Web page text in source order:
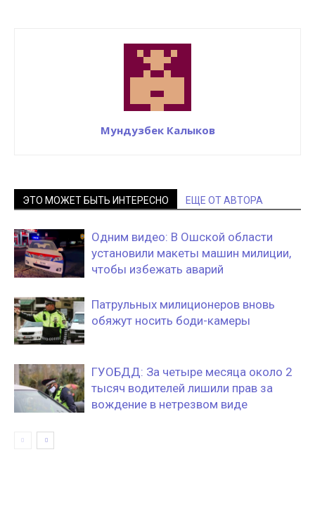
Мундузбек Калыков
ЭТО МОЖЕТ БЫТЬ ИНТЕРЕСНО ЕЩЕ ОТ АВТОРА
Одним видео: В Ошской области
установили макеты машин милиции,
чтобы избежать аварий
Патрульных милиционеров вновь
обяжут носить боди-камеры
ГУОБДД: За четыре месяца около 2
тысяч водителей лишили прав за
вождение в нетрезвом виде